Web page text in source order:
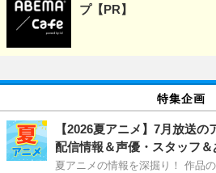
プ【PR】
特集企画
【2026夏アニメ】7月放送
配信情報＆声優・スタッフ＆
夏アニメの情報を深掘り！ 作品